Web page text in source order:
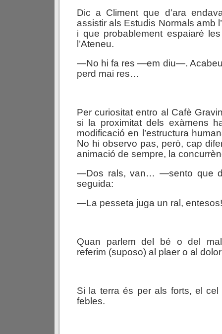
Dic a Climent que d’ara
assistir als Estudis Normals amb
i que probablement espaiaré
l’Ateneu.
—No hi fa res —em diu—. Acabeu
perd mai res…
Per curiositat entro al Cafè
si la proximitat dels exàmens
modificació en l’estructura
No hi observo pas, però, cap
animació de sempre, la
—Dos rals, van… —sento que
seguida:
—La pesseta juga un ral,
Quan parlem del bé o del
referim (suposo) al plaer o al
Si la terra és per als forts, el
febles.